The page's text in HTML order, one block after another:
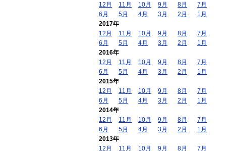
12月
11月 10月 9月 8月
7月
6月
5月 4月 3月 2月
1月
2017年
12月
11月 10月 9月 8月
7月
6月
5月 4月 3月 2月
1月
2016年
12月
11月 10月 9月 8月
7月
6月
5月 4月 3月 2月
1月
2015年
12月
11月 10月 9月 8月
7月
6月
5月 4月 3月 2月
1月
2014年
12月
11月 10月 9月 8月
7月
6月
5月 4月 3月 2月
1月
2013年
12月
11月 10月 9月 8月 7月